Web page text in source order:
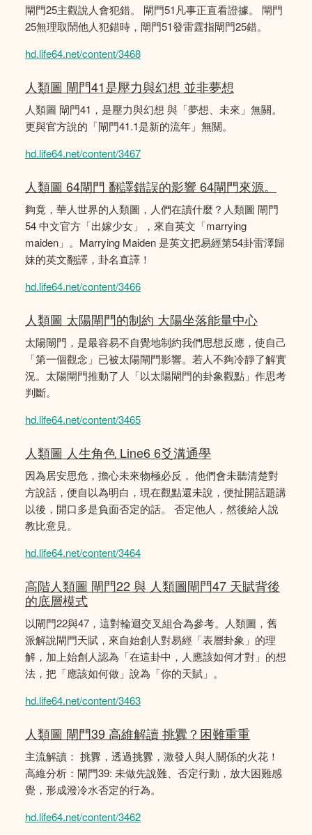
閘門25主觀說人會犯錯。 閘門51凡事正直看證據。 閘門
25無理取鬧他人犯錯時，閘門51發雷霆指閘門25錯。
hd.life64.net/content/3468
人類圖 閘門41是壓力與幻想 並非夢想
人類圖 閘門41，是壓力與幻想 與「夢想、未來」無關。
更與官方說的「閘門41.1是新的流年」無關。
hd.life64.net/content/3467
人類圖 64閘門 翻譯錯誤的影響 64閘門來源。
夠竟，華人世界的人類圖，人們在讀什麼？人類圖 閘門
54 中文官方「出嫁少女」，來自英文「marrying
maiden」。Marrying Maiden 是英文把易經第54卦雷澤歸
妹的英文翻譯，卦名直譯！
hd.life64.net/content/3466
人類圖 太陽閘門的制約 大陽坐落能量中心
太陽閘門，是最容易不自覺地制約我們思想反應，使自己
「第一個觀念」已被太陽閘門影響。若人不夠冷靜了解實
況。太陽閘門推動了人「以太陽閘門的卦象觀點」作思考
判斷。
hd.life64.net/content/3465
人類圖 人生角色 Line6 6爻溝通學
因為居安思危，擔心未來物極必反， 他們會未聽清楚對
方說話，便自以為明白，現在觀點還未說，便扯開話題講
以後，開口多是負面否定的話。 否定他人，然後給人說
教比意見。
hd.life64.net/content/3464
高階人類圖 閘門22 與 人類圖閘門47 天賦背後
的底層模式
以閘門22與47，這對輪迴交叉組合為參考。人類圖，舊
派解說閘門天賦，來自始創人對易經「表層卦象」的理
解，加上始創人認為「在這卦中，人應該如何才對」的想
法，把「應該如何做」說為「你的天賦」。
hd.life64.net/content/3463
人類圖 閘門39 高維解讀 挑釁？困難重重
主流解讀： 挑釁，透過挑釁，激發人與人關係的火花！
高維分析：閘門39: 未做先說難、否定行動，放大困難感
覺，形成潑冷水否定的行為。
hd.life64.net/content/3462